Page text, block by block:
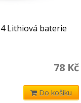
Lithiová baterie
78 Kč
Do košíku